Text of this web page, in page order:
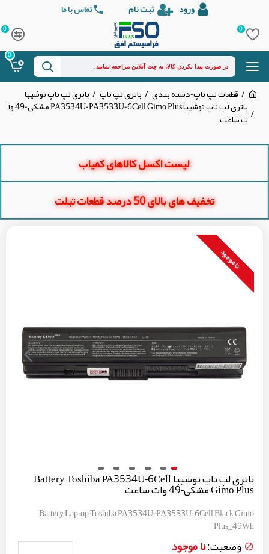
ورود ثبت نام تماس با ما
0
0
0
قطعات لپ تاپ-دسته بندی باتری لپ تاپ باتری لپ تاپ توشیبا
باتری لپ تاپ توشیبا PA3534U-PA3533U-6Cell Gimo Plus مشکی-49 وا
ت ساعت
لیست اکسل کالاهای کمیاب
تخفیف های بالای 50 درصد قطعات تبلت
نا موجود
باتری لپ تاپ توشیبا Battery Toshiba PA3534U-6Cell
Gimo Plus مشکی-49 وات ساعت
Battery Laptop Toshiba PA3534U-PA3533U-6Cell Black Gimo
Plus_49Wh
وضعیت:نا موجود